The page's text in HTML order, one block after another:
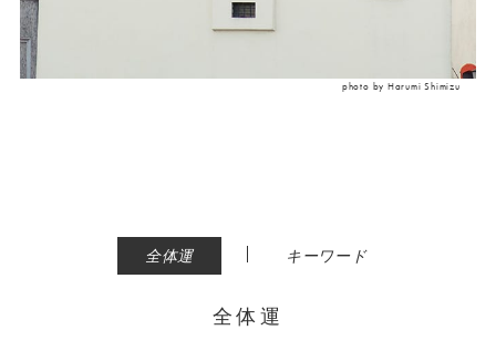
photo by Harumi Shimizu
全体運 | キーワード
全体運